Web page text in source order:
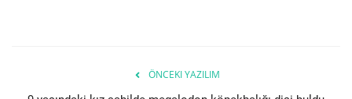
ÖNCEKI YAZILIM